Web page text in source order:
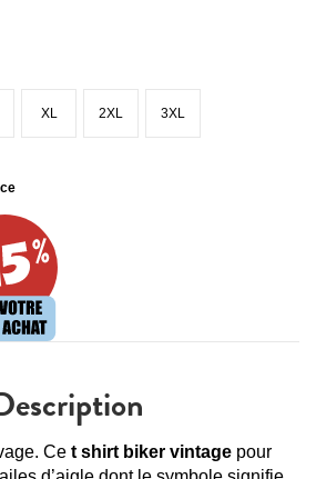
XL 2XL 3XL
Ce t shirt biker vintagepour